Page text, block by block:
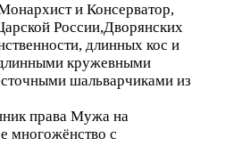
и Консерватор,
России,Дворянских
длинных кос и
кружевными
шальварчиками из
права Мужа на
многожёнство с